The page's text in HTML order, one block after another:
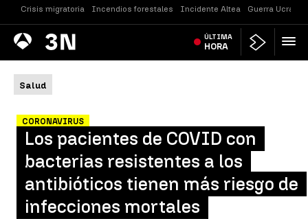
Crisis migratoria Incendios forestales Incidente Altea Guerra Ucrania
Antena
3 Noticias ÚLTIMA
HORA
Salud
CORONAVIRUS
Los pacientes de COVID con
bacterias resistentes a los
antibióticos tienen más riesgo de
infecciones mortales